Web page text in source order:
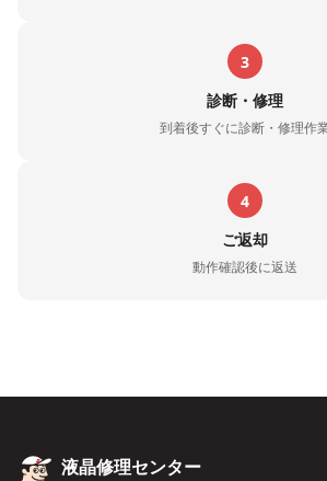
3
診断・修理
到着後すぐに診断・修理作
4
ご返却
動作確認後に返送
液晶修理センター